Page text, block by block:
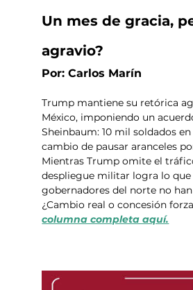
Un mes de gracia,
agravio?
Por: Carlos Marín
Trump mantiene su retórica
México, imponiendo un
Sheinbaum: 10 mil soldados
cambio de pausar aranceles
Mientras Trump omite el
despliegue militar logra lo que
gobernadores del norte no
¿Cambio real o concesión
columna completa aquí.